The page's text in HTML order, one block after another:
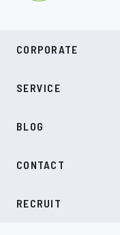
CORPORATE
COMPANY
NEWS
SERVICE
受託開発
BLOG
SDGs
CONTACT
RECRUIT